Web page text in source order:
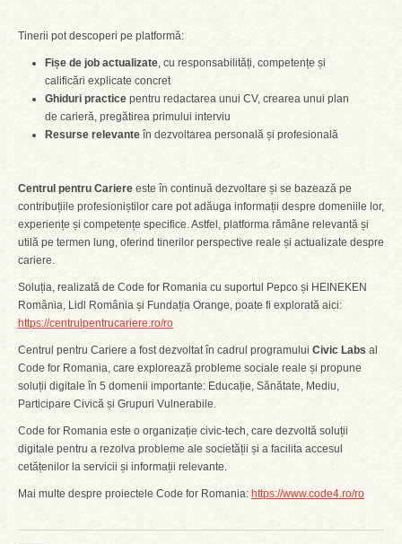
Tinerii pot descoperi pe platformă:
Fișe de job actualizate, cu responsabilități, competențe și
calificări explicate concret
Ghiduri practice pentru redactarea unui CV, crearea unui plan
de carieră, pregătirea primului interviu
Resurse relevante în dezvoltarea personală și profesională
Centrul pentru Cariere este în continuă dezvoltare și se bazează pe
contribuțiile profesioniștilor care pot adăuga informații despre domeniile lor,
experiențe și competențe specifice. Astfel, platforma rămâne relevantă și
utilă pe termen lung, oferind tinerilor perspective reale și actualizate despre
cariere.
Soluția, realizată de Code for Romania cu suportul Pepco și HEINEKEN
România, Lidl România și Fundația Orange, poate fi explorată aici:
https://centrulpentrucariere.ro/ro
Centrul pentru Cariere a fost dezvoltat în cadrul programului Civic Labs al
Code for Romania, care explorează probleme sociale reale și propune
soluții digitale în 5 domenii importante: Educație, Sănătate, Mediu,
Participare Civică și Grupuri Vulnerabile.
Code for Romania este o organizație civic-tech, care dezvoltă soluții
digitale pentru a rezolva probleme ale societății și a facilita accesul
cetățenilor la servicii și informații relevante.
Mai multe despre proiectele Code for Romania: https://www.code4.ro/ro